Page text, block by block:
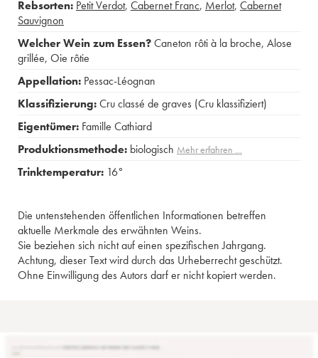
Rebsorten: Petit Verdot, Cabernet Franc, Merlot, Cabernet
Sauvignon
Welcher Wein zum Essen?Caneton rôti à la broche, Alose
grillée, Oie rôtie
Appellation: Pessac-Léognan
Klassifizierung:Cru classé de graves (Cru klassifiziert)
Eigentümer: Famille Cathiard
Produktionsmethode: biologisch Mehr erfahren …
Trinktemperatur: 16°
Die untenstehenden öffentlichen Informationen betreffen
aktuelle Merkmale des erwähnten Weins.
Sie beziehen sich nicht auf einen spezifischen Jahrgang.
Achtung, dieser Text wird durch das Urheberrecht geschützt.
Ohne Einwilligung des Autors darf er nicht kopiert werden.